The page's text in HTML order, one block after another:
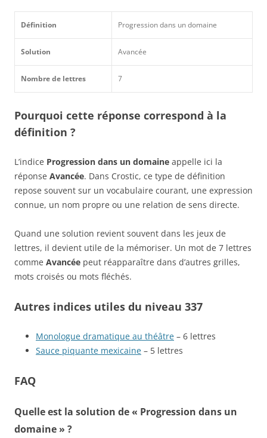
Définition Progression dans un domaine
Solution Avancée
Nombre de lettres 7
Pourquoi cette réponse correspond à la
définition ?
L’indice Progression dans un domaine appelle ici la
réponse Avancée. Dans Crostic, ce type de définition
repose souvent sur un vocabulaire courant, une expression
connue, un nom propre ou une relation de sens directe.
Quand une solution revient souvent dans les jeux de
lettres, il devient utile de la mémoriser. Un mot de 7 lettres
comme Avancée peut réapparaître dans d’autres grilles,
mots croisés ou mots fléchés.
Autres indices utiles du niveau 337
Monologue dramatique au théâtre – 6 lettres
Sauce piquante mexicaine – 5 lettres
FAQ
Quelle est la solution de « Progression dans un
domaine » ?